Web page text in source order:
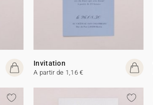
Invitation
A partir de 1,16 €